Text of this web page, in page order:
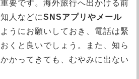
要です。海外旅行へ出かける前
人などにSNSアプリやメール
うにお願いしておき、電話は緊
くと良いでしょう。また、知ら
かってきても、むやみに出ない